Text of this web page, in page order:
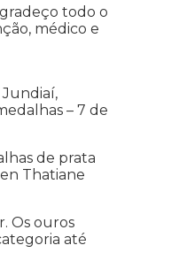
todo o
médico e
Jundiaí,
– 7 de
de prata
Thatiane
Os ouros
até